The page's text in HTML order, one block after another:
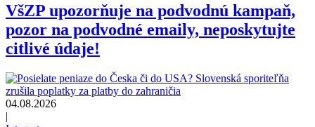
VšZP upozorňuje na podvodnú kampaň,
pozor na podvodné emaily, neposkytujte
citlivé údaje!
04.08.2026
|